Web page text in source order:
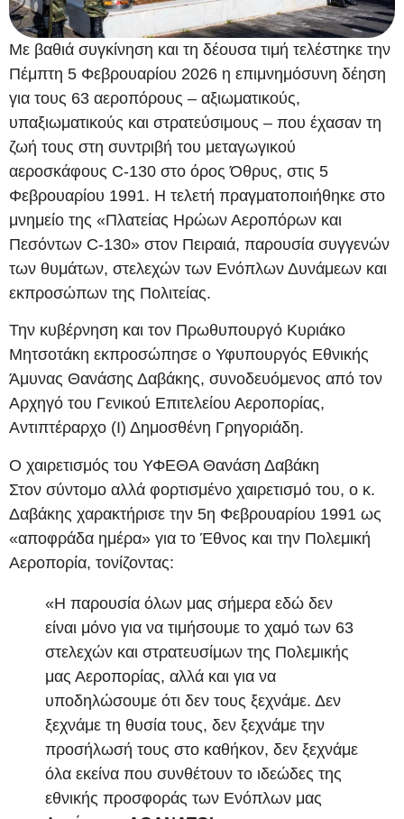
Με βαθιά συγκίνηση και τη δέουσα τιμή τελέστηκε την
Πέμπτη 5 Φεβρουαρίου 2026 η επιμνημόσυνη δέηση
για τους 63 αεροπόρους – αξιωματικούς,
υπαξιωματικούς και στρατεύσιμους – που έχασαν τη
ζωή τους στη συντριβή του μεταγωγικού
αεροσκάφους C‑130 στο όρος Όθρυς, στις 5
Φεβρουαρίου 1991. Η τελετή πραγματοποιήθηκε στο
μνημείο της «Πλατείας Ηρώων Αεροπόρων και
Πεσόντων C‑130» στον Πειραιά, παρουσία συγγενών
των θυμάτων, στελεχών των Ενόπλων Δυνάμεων και
εκπροσώπων της Πολιτείας.
Την κυβέρνηση και τον Πρωθυπουργό Κυριάκο
Μητσοτάκη εκπροσώπησε ο Υφυπουργός Εθνικής
Άμυνας Θανάσης Δαβάκης, συνοδευόμενος από τον
Αρχηγό του Γενικού Επιτελείου Αεροπορίας,
Αντιπτέραρχο (Ι) Δημοσθένη Γρηγοριάδη.
Ο χαιρετισμός του ΥΦΕΘΑ Θανάση Δαβάκη
Στον σύντομο αλλά φορτισμένο χαιρετισμό του, ο κ.
Δαβάκης χαρακτήρισε την 5η Φεβρουαρίου 1991 ως
«αποφράδα ημέρα» για το Έθνος και την Πολεμική
Αεροπορία, τονίζοντας:
«Η παρουσία όλων μας σήμερα εδώ δεν
είναι μόνο για να τιμήσουμε το χαμό των 63
στελεχών και στρατευσίμων της Πολεμικής
μας Αεροπορίας, αλλά και για να
υποδηλώσουμε ότι δεν τους ξεχνάμε. Δεν
ξεχνάμε τη θυσία τους, δεν ξεχνάμε την
προσήλωσή τους στο καθήκον, δεν ξεχνάμε
όλα εκείνα που συνθέτουν το ιδεώδες της
εθνικής προσφοράς των Ενόπλων μας